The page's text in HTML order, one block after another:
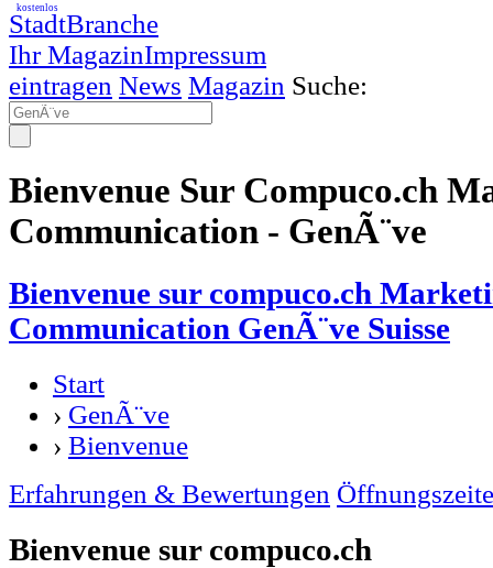
StadtBranche
Ihr MagazinImpressum
kostenlos
eintragen News Magazin Suche:
Bienvenue Sur Compuco.ch
Communication - GenÃ¨ve
Bienvenue sur compuco.ch
Communication GenÃ¨ve Suisse
Start
› GenÃ¨ve
› Bienvenue
Erfahrungen & Bewertungen
Bienvenue sur compuco.ch